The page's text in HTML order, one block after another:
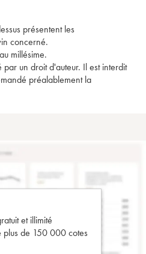
présentent les
concerné.
millésime.
un droit d'auteur. Il est interdit
préalablement la
et illimité
plus de 150 000 cotes